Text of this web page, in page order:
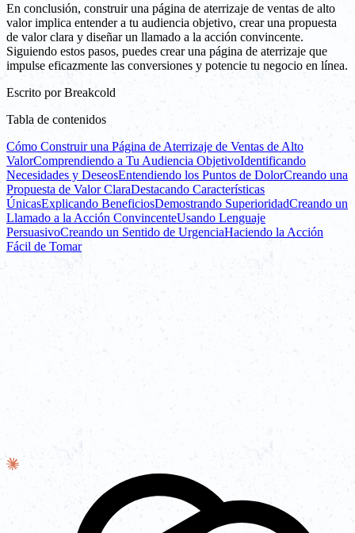
En conclusión, construir una página de aterrizaje de ventas de alto
valor implica entender a tu audiencia objetivo, crear una propuesta
de valor clara y diseñar un llamado a la acción convincente.
Siguiendo estos pasos, puedes crear una página de aterrizaje que
impulse eficazmente las conversiones y potencie tu negocio en línea.
Escrito por Breakcold
Tabla de contenidos
Cómo Construir una Página de Aterrizaje de Ventas de Alto
ValorComprendiendo a Tu Audiencia ObjetivoIdentificando
Necesidades y DeseosEntendiendo los Puntos de DolorCreando una
Propuesta de Valor ClaraDestacando Características
ÚnicasExplicando BeneficiosDemostrando SuperioridadCreando un
Llamado a la Acción ConvincenteUsando Lenguaje
PersuasivoCreando un Sentido de UrgenciaHaciendo la Acción
Fácil de Tomar